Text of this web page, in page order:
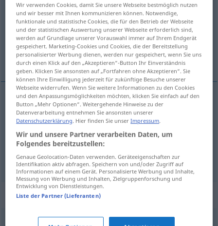
erkenntlichadj
Übersicht aller Übersetzungen
(Für mehr Details die Übersetzung anklicken/antippen)
odwdzięczać się
Beispiele
sich erkenntlichzeigen
odwdzięczać<-czyć>się (gegenüber jemandem
für/ etwas komuś za
Synonyme für "erkenntlich"
Wir verwenden Cookies, damit Sie unsere Webseite bestmöglich nutzen
und wir besser mit Ihnen kommunizieren können. Notwendige,
funktionale und statistische Cookies, die für den Betrieb der Webseite
und der statistischen Auswertung unserer Webseite erforderlich sind,
werden auf Grundlage unserer Vorauswahl immer auf Ihrem Endgerät
gespeichert. Marketing-Cookies und Cookies, die der Bereitstellung
personalisierter Werbung dienen, werden nur gespeichert, wenn Sie uns
durch einen Klick auf den „Akzeptieren“-Button Ihr Einverständnis
geben. Klicken Sie ansonsten auf „Fortfahren ohne Akzeptieren“. Sie
können Ihre Einwilligung jederzeit für zukünftige Besuche unserer
Webseite widerrufen. Wenn Sie weitere Informationen zu den Cookies
und den Anpassungsmöglichkeiten möchten, klicken Sie einfach auf den
Button „Mehr Optionen“. Weitergehende Hinweise zu der
Datenverarbeitung entnehmen Sie ansonsten unserer
Datenschutzerklärung. Hier finden Sie unserImpressum.
Wir und unsere Partner verarbeiten Daten, um
Folgendes bereitzustellen:
Genaue Geolocation-Daten verwenden. Geräteeigenschaften zur
Identifikation aktiv abfragen. Speichern von und/oder Zugriff auf
Informationen auf einem Gerät. Personalisierte Werbung und Inhalte,
Messung von Werbung und Inhalten, Zielgruppenforschung und
Entwicklung von Dienstleistungen.
Liste der Partner (Lieferanten)